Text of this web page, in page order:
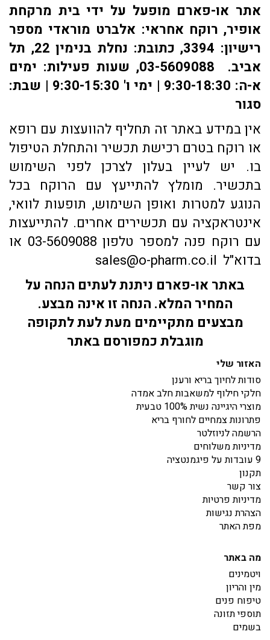
אתר או-פארם מופעל על ידי בית מרקחת
אופיר, רוקח אחראי: אלברט מוראדי מספר
רישיון: 3394, כתובת: ​נחלת בנימין 22, תל
אביב. 03-5609088, שעות פעילות: ימים
א-ה: 9:30-18:30 | ימי ו' 9:30-15:30 | שבת:
סגור
אין במידע באתר זה תחליף להוועצות עם רופא
או רוקח בטרם רכישת תכשיר והתחלת הטיפול
בו. יש לעיין בעלון לצרכן לפני השימוש
בתכשיר. מומלץ להתייעץ עם הרוקח בכל
הנוגע למטרות ואופן השימוש, תופעות לוואי,
אינטראקציה עם תכשירים אחרים. להתייעצות
עם רוקח פנה למספר טלפון 03-5609088 או
בדוא"ל sales@o-pharm.co.il
באתר או-פארם ניתנת לעתים הנחה על
המחיר המלא. הנחה זו אינה מבצע.
מבצעים מתקיימים מעת לעת לתקופה
מוגבלת כמפורסם באתר
האזור שלי
סודות לחיוך בריא ורענן
חלקי חילוף למשאבות חלב אמדה
מוצרי היגיינה נשית 100% טבעית
פתרונות צמחיים לחורף בריא
הרשמה לניוזלטר
מדיניות משלוחים
9 עובדות על פיגמנטציה
תקנון
צור קשר
מדיניות פרטיות
הצהרת נגישות
מפת האתר
מה באתר
ויטמינים
מין והריון
טיפוח פנים
תוספי תזונה
בשמים